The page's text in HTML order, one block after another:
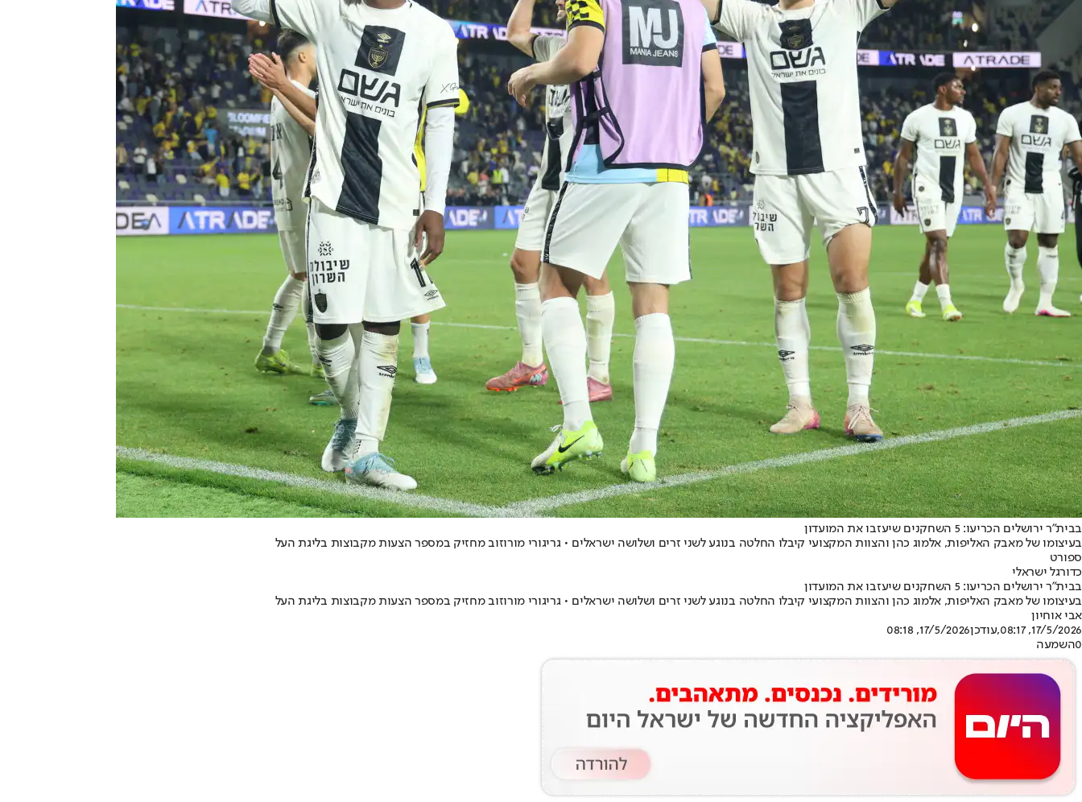
בבית"ר ירושלים הכריעו: 5 השחקנים שיעזבו את המועדון
בעיצומו של מאבק האליפות, אלמוג כהן והצוות המקצועי קיבלו החלטה בנוגע לשני זרים ושלושה ישראלים • גריגורי מורוזוב מחזיק במספר הצעות מקבוצות בליגת העל
ספורט
כדורגל ישראלי
בבית"ר ירושלים הכריעו: 5 השחקנים שיעזבו את המועדון
בעיצומו של מאבק האליפות, אלמוג כהן והצוות המקצועי קיבלו החלטה בנוגע לשני זרים ושלושה ישראלים • גריגורי מורוזוב מחזיק במספר הצעות מקבוצות בליגת העל
אבי אוחיון
17/5/2026, 08:17
,עודכן17/5/2026, 08:18
0השמעה